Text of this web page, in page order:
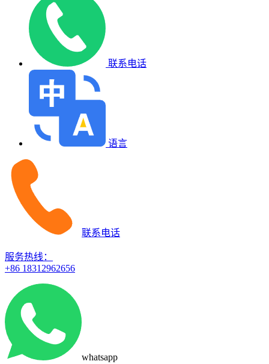
联系电话
语言
联系电话
服务热线：
+86 18312962656
whatsapp